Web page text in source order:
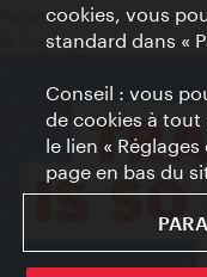
Paramètres de cookies
© Copyright
cookies, vous
standard dans «
Conseil : vous
de cookies à
le lien «
page en bas du